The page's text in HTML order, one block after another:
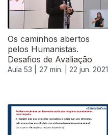
Os caminhos abertos
pelos Humanistas.
Desafios de Avaliação
Aula 53 | 27 min. | 22 jun. 2021